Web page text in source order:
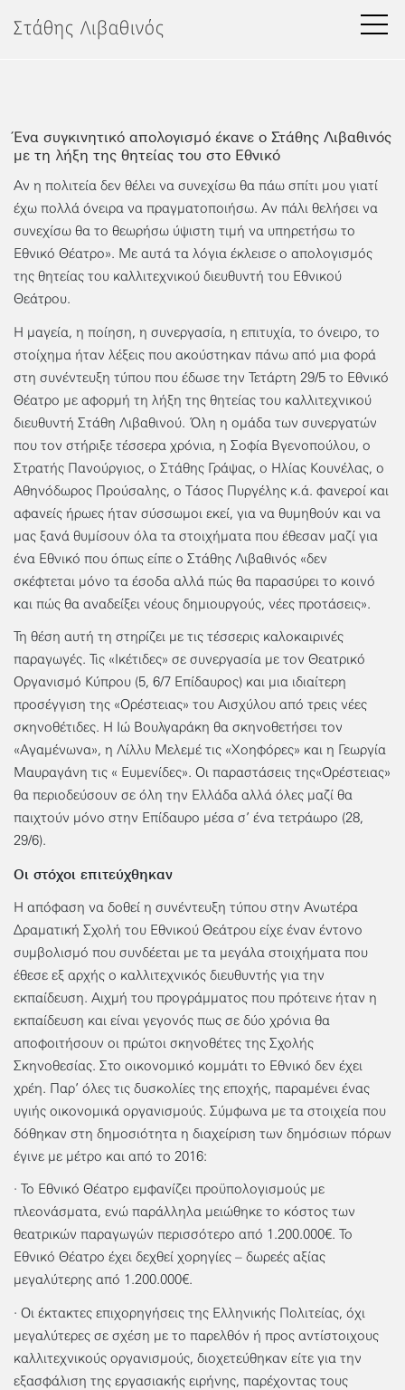
στοΣτάθης Λιβαθινός
Ένα συγκινητικό απολογισμό έκανε ο Στάθης Λιβαθινός
με τη λήξη της θητείας του στο Εθνικό
Αν η πολιτεία δεν θέλει να συνεχίσω θα πάω σπίτι μου γιατί
έχω πολλά όνειρα να πραγματοποιήσω. Αν πάλι θελήσει να
συνεχίσω θα το θεωρήσω ύψιστη τιμή να υπηρετήσω το
Εθνικό Θέατρο». Με αυτά τα λόγια έκλεισε ο απολογισμός
της θητείας του καλλιτεχνικού διευθυντή του Εθνικού
Θεάτρου.
Η μαγεία, η ποίηση, η συνεργασία, η επιτυχία, το όνειρο, το
στοίχημα ήταν λέξεις που ακούστηκαν πάνω από μια φορά
στη συνέντευξη τύπου που έδωσε την Τετάρτη 29/5 το Εθνικό
Θέατρο με αφορμή τη λήξη της θητείας του καλλιτεχνικού
διευθυντή Στάθη Λιβαθινού. Όλη η ομάδα των συνεργατών
που τον στήριξε τέσσερα χρόνια, η Σοφία Βγενοπούλου, ο
Στρατής Πανούργιος, ο Στάθης Γράψας, ο Ηλίας Κουνέλας, ο
Αθηνόδωρος Προύσαλης, ο Τάσος Πυργέλης κ.ά. φανεροί και
αφανείς ήρωες ήταν σύσσωμοι εκεί, για να θυμηθούν και να
μας ξανά θυμίσουν όλα τα στοιχήματα που έθεσαν μαζί για
ένα Εθνικό που όπως είπε ο Στάθης Λιβαθινός «δεν
σκέφτεται μόνο τα έσοδα αλλά πώς θα παρασύρει το κοινό
και πώς θα αναδείξει νέους δημιουργούς, νέες προτάσεις».
Τη θέση αυτή τη στηρίζει με τις τέσσερις καλοκαιρινές
παραγωγές. Τις «Ικέτιδες» σε συνεργασία με τον Θεατρικό
Οργανισμό Κύπρου (5, 6/7 Επίδαυρος) και μια ιδιαίτερη
προσέγγιση της «Ορέστειας» του Αισχύλου από τρεις νέες
σκηνοθέτιδες. Η Ιώ Βουλγαράκη θα σκηνοθετήσει τον
«Αγαμένωνα», η Λίλλυ Μελεμέ τις «Χοηφόρες» και η Γεωργία
Μαυραγάνη τις « Ευμενίδες». Οι παραστάσεις της«Ορέστειας»
θα περιοδεύσουν σε όλη την Ελλάδα αλλά όλες μαζί θα
παιχτούν μόνο στην Επίδαυρο μέσα σ’ ένα τετράωρο (28,
29/6).
Οι στόχοι επιτεύχθηκαν
Η απόφαση να δοθεί η συνέντευξη τύπου στην Ανωτέρα
Δραματική Σχολή του Εθνικού Θεάτρου είχε έναν έντονο
συμβολισμό που συνδέεται με τα μεγάλα στοιχήματα που
έθεσε εξ αρχής ο καλλιτεχνικός διευθυντής για την
εκπαίδευση. Αιχμή του προγράμματος που πρότεινε ήταν η
εκπαίδευση και είναι γεγονός πως σε δύο χρόνια θα
αποφοιτήσουν οι πρώτοι σκηνοθέτες της Σχολής
Σκηνοθεσίας. Στο οικονομικό κομμάτι το Εθνικό δεν έχει
χρέη. Παρ’ όλες τις δυσκολίες της εποχής, παραμένει ένας
υγιής οικονομικά οργανισμούς. Σύμφωνα με τα στοιχεία που
δόθηκαν στη δημοσιότητα η διαχείριση των δημόσιων πόρων
έγινε με μέτρο και από το 2016:
· Το Εθνικό Θέατρο εμφανίζει προϋπολογισμούς με
πλεονάσματα, ενώ παράλληλα μειώθηκε το κόστος των
θεατρικών παραγωγών περισσότερο από 1.200.000€. Το
Εθνικό Θέατρο έχει δεχθεί χορηγίες – δωρεές αξίας
μεγαλύτερης από 1.200.000€.
· Οι έκτακτες επιχορηγήσεις της Ελληνικής Πολιτείας, όχι
μεγαλύτερες σε σχέση με το παρελθόν ή προς αντίστοιχους
καλλιτεχνικούς οργανισμούς, διοχετεύθηκαν είτε για την
εξασφάλιση της εργασιακής ειρήνης, παρέχοντας τους